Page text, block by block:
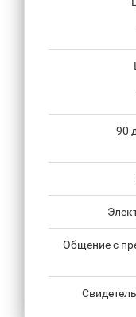
90
Общение с